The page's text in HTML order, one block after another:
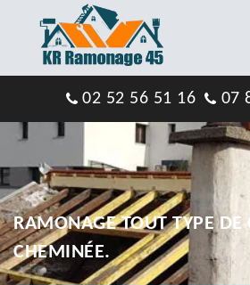
02 52 56 51 16 07
RAMONAGE TOUT TYPE DE
CHEMINÉE.